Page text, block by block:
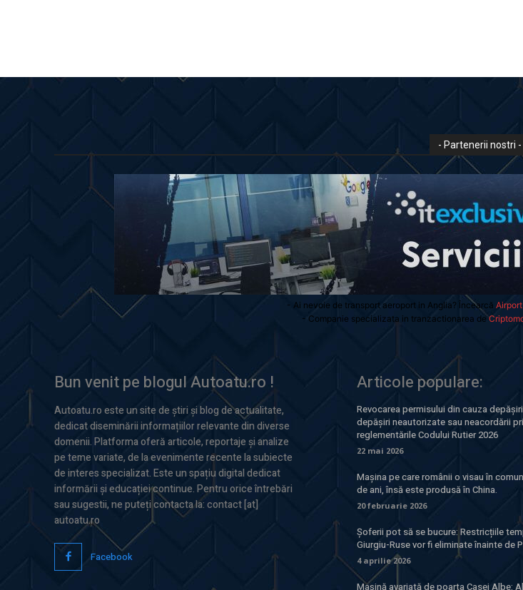
- Partenerii nostri -
- Ai nevoie de transport aeroport in Anglia? Încearcă
- Companie specializata in tranzactionarea de
Bun venit pe blogul Autoatu.ro !
Autoatu.ro este un site de știri și blog de actualitate,
dedicat diseminării informațiilor relevante din diverse
domenii. Platforma oferă articole, reportaje și analize
pe teme variate, de la evenimente recente la subiecte
de interes specializat. Este un spațiu digital dedicat
informării și educației continue. Pentru orice întrebări
sau sugestii, ne puteți contacta la: contact [at]
autoatu.ro
Facebook
Articole populare:
Revocarea permisului din cauza
depășiri neautorizate sau neacordării
reglementările Codului Rutier 2026
22 mai 2026
Mașina pe care românii o visau în
de ani, însă este produsă în China.
20 februarie 2026
Șoferii pot să se bucure: Restricțiile
Giurgiu-Ruse vor fi eliminate înainte de
4 aprilie 2026
Mașină avariată de poarta Casei Albe: